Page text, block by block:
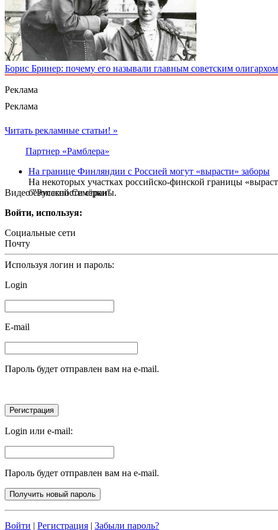
Борис Бринер: почему его называли главным советским олигархом
Реклама
Реклама
Видео "Русской Семёрки"
Читать рекламные статьи! »
Партнер «Рамблера»
На границе Финляндии с Россией могут «вырасти» заборы
На некоторых участках российско-финской границы
безопасности страны.
Войти, используя:
Социальные сети
Почту
Используя логин и пароль:
Login
E-mail
Пароль будет отправлен вам на e-mail.
Login или e-mail:
Пароль будет отправлен вам на e-mail.
Войти | Регистрация | Забыли пароль?